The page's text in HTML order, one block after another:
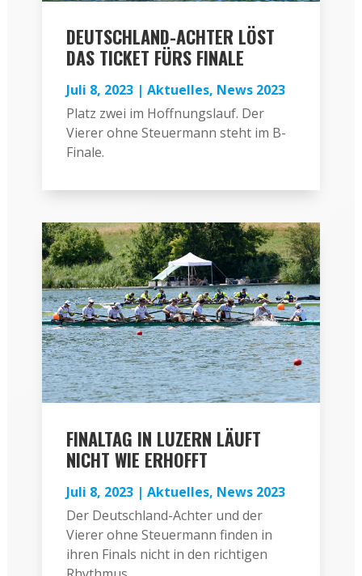
DEUTSCHLAND-ACHTER LÖST
DAS TICKET FÜRS FINALE
Juli 8, 2023| Aktuelles, News 2023
Platz zwei im Hoffnungslauf. Der
Vierer ohne Steuermann steht im B-
Finale.
FINALTAG IN LUZERN LÄUFT
NICHT WIE ERHOFFT
Juli 8, 2023| Aktuelles, News 2023
Der Deutschland-Achter und der
Vierer ohne Steuermann finden in
ihren Finals nicht in den richtigen